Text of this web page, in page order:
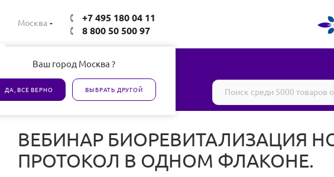
Москва
Ваш город Москва ?
ДА, ВСЕ ВЕРНО ВЫБРАТЬ ДРУГОЙ
+7 495 180 04 11
8 800 50 500 97
Все товары сертифицированы
ВЕБИНАР БИОРЕВИТАЛИЗАЦИЯ
ПРОТОКОЛ В ОДНОМ ФЛАКОНЕ.